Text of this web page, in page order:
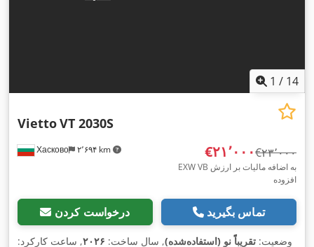
1 / 14
Хасково ۲٬۶۹۴ km
ViettoVT 2030S
‎€۲۱٬۰۰۰ ‎€۲۳٬۰۰۰
EXW VB به اضافه مالیات بر ارزش
افزوده
درخواست کردن تماس بگیرید
وضعیت: تقریباً نو (استفاده‌شده), سال ساخت: ۲۰۲۶, ساعت کارکرد: